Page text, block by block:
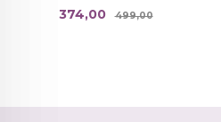
Tilbud
374,00 499,00Rabatt